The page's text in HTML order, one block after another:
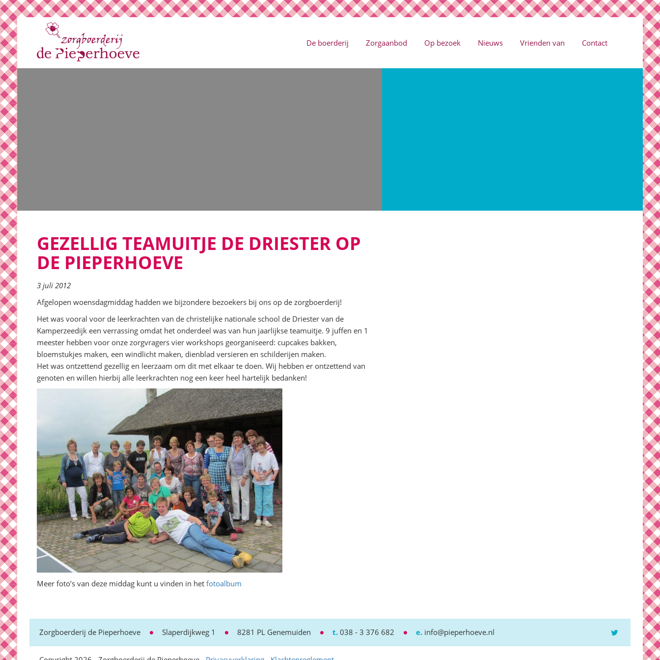
De boerderij Zorgaanbod Op bezoek Nieuws Vrienden van Contact
GEZELLIG TEAMUITJE DE DRIESTER OP
DE PIEPERHOEVE
3 juli 2012
Afgelopen woensdagmiddag hadden we bijzondere bezoekers bij ons op de zorgboerderij!
Het was vooral voor de leerkrachten van de christelijke nationale school de Driester van de
Kamperzeedijk een verrassing omdat het onderdeel was van hun jaarlijkse teamuitje. 9 juffen en 1
meester hebben voor onze zorgvragers vier workshops georganiseerd: cupcakes bakken,
bloemstukjes maken, een windlicht maken, dienblad versieren en schilderijen maken.
Het was ontzettend gezellig en leerzaam om dit met elkaar te doen. Wij hebben er ontzettend van
genoten en willen hierbij alle leerkrachten nog een keer heel hartelijk bedanken!
Meer foto’s van deze middag kunt u vinden in het fotoalbum
Zorgboerderij de Pieperhoeve Slaperdijkweg 1 8281 PL Genemuiden t. 038 - 3 376 682 e. info@pieperhoeve.nl